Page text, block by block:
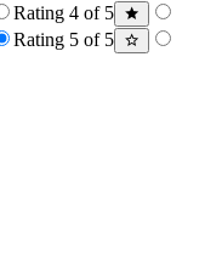
Rating 4 of 5
Rating 5 of 5